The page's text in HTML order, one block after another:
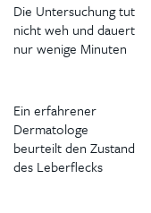
Die Untersuchung tut
nicht weh und dauert
nur wenige Minuten
Ein erfahrener
Dermatologe
beurteilt den Zustand
des Leberflecks